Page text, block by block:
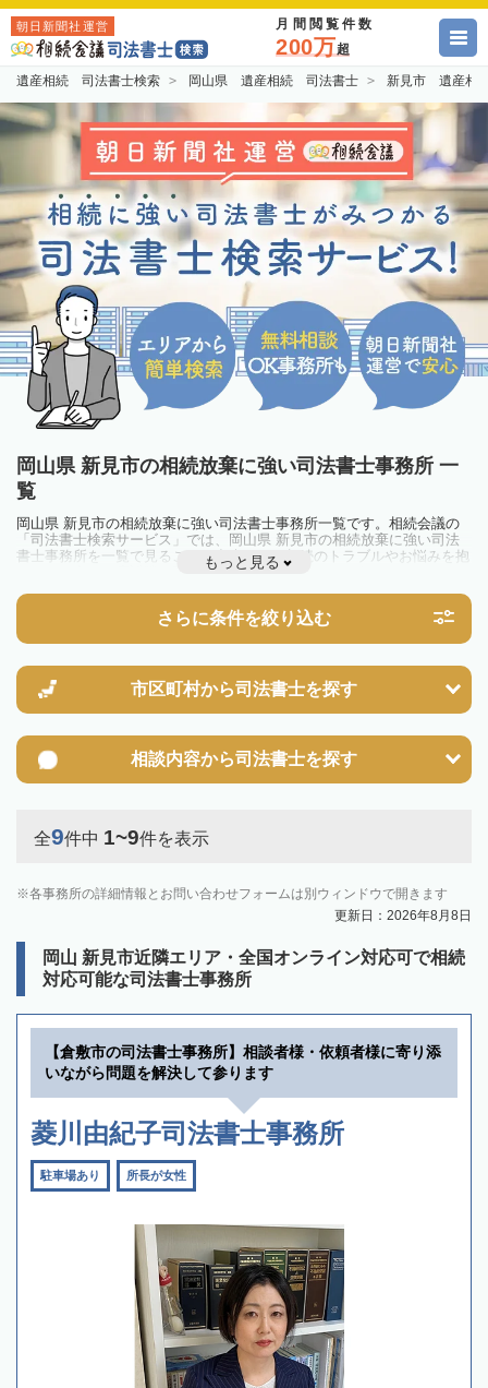
朝日新聞社運営 月間閲覧件数
200万超
遺産相続 司法書士検索 岡山県 遺産相続 司法書士 新見市 遺産相
岡山県 新見市の相続放棄に強い司法書士事務所 一
覧
岡山県 新見市の相続放棄に強い司法書士事務所一覧です。相続会議の
「司法書士検索サービス」では、岡山県 新見市の相続放棄に強い司法
書士事務所を一覧で見ることが出来ます。相続のトラブルやお悩みを抱
えている方は一度近隣の司法書士に相談してみましょう。
もっと見る
さらに条件を絞り込む
市区町村から司法書士を探す
相談内容から司法書士を探す
全9件中 1~9件を表示
各事務所の詳細情報とお問い合わせフォームは別ウィンドウで開きます
更新日：2026年8月8日
岡山 新見市近隣エリア・全国オンライン対応可で相続
対応可能な司法書士事務所
【倉敷市の司法書士事務所】相談者様・依頼者様に寄り添
いながら問題を解決して参ります
菱川由紀子司法書士事務所
駐車場あり 所長が女性